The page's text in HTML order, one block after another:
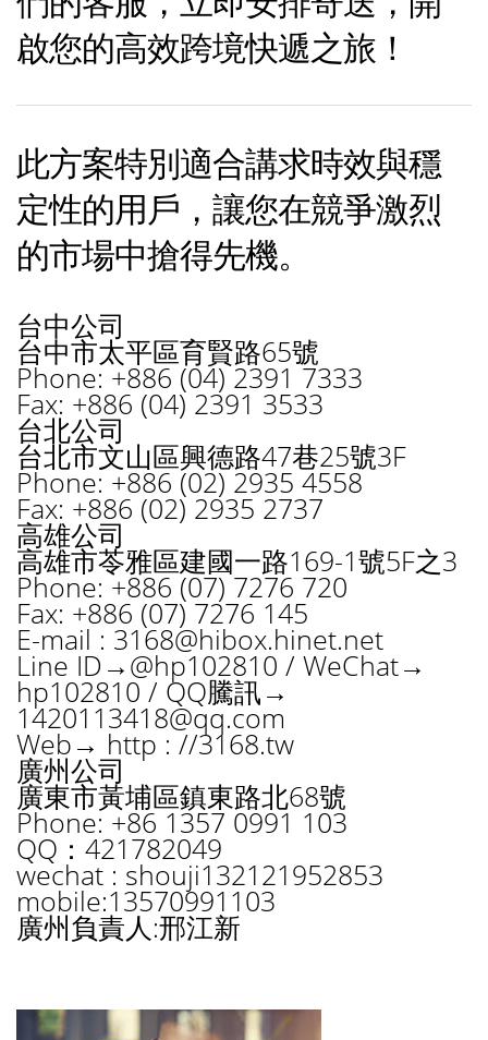
啟您的高效跨境快遞之旅！
此方案特別適合講求時效與穩
定性的用戶，讓您在競爭激烈
的市場中搶得先機。
台中公司
台中市太平區育賢路65號
Phone: +886 (04) 2391 7333
Fax: +886 (04) 2391 3533
台北公司
台北市文山區興德路47巷25號3F
Phone: +886 (02) 2935 4558
Fax: +886 (02) 2935 2737
高雄公司
高雄市苓雅區建國一路169-1號5F之3
Phone: +886 (07) 7276 720
Fax: +886 (07) 7276 145
E-mail : 3168@hibox.hinet.net
Line ID→@hp102810 / WeChat→
hp102810 / QQ騰訊→
1420113418@qq.com
Web→ http : //3168.tw
廣州公司
廣東市黃埔區鎮東路北68號
Phone: +86 1357 0991 103
QQ：421782049
wechat : shouji132121952853
mobile:13570991103
廣州負責人:邢江新